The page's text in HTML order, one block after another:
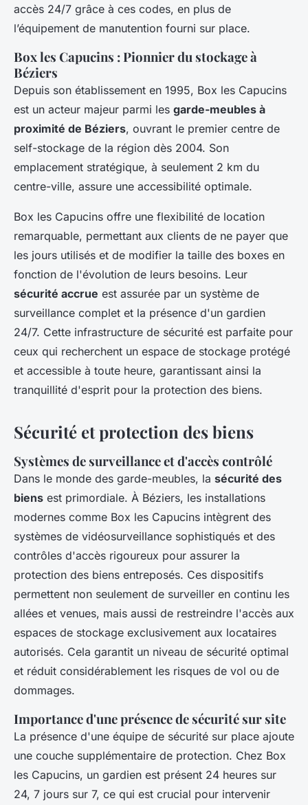
accès 24/7 grâce à ces codes, en plus de
l’équipement de manutention fourni sur place.
Box les Capucins : Pionnier du stockage à
Béziers
Depuis son établissement en 1995, Box les Capucins
est un acteur majeur parmi les garde-meubles à
proximité de Béziers, ouvrant le premier centre de
self-stockage de la région dès 2004. Son
emplacement stratégique, à seulement 2 km du
centre-ville, assure une accessibilité optimale.
Box les Capucins offre une flexibilité de location
remarquable, permettant aux clients de ne payer que
les jours utilisés et de modifier la taille des boxes en
fonction de l'évolution de leurs besoins. Leur
sécurité accrue est assurée par un système de
surveillance complet et la présence d'un gardien
24/7. Cette infrastructure de sécurité est parfaite pour
ceux qui recherchent un espace de stockage protégé
et accessible à toute heure, garantissant ainsi la
tranquillité d'esprit pour la protection des biens.
Sécurité et protection des biens
Systèmes de surveillance et d'accès contrôlé
Dans le monde des garde-meubles, la sécurité des
biens est primordiale. À Béziers, les installations
modernes comme Box les Capucins intègrent des
systèmes de vidéosurveillance sophistiqués et des
contrôles d'accès rigoureux pour assurer la
protection des biens entreposés. Ces dispositifs
permettent non seulement de surveiller en continu les
allées et venues, mais aussi de restreindre l'accès aux
espaces de stockage exclusivement aux locataires
autorisés. Cela garantit un niveau de sécurité optimal
et réduit considérablement les risques de vol ou de
dommages.
Importance d'une présence de sécurité sur site
La présence d'une équipe de sécurité sur place ajoute
une couche supplémentaire de protection. Chez Box
les Capucins, un gardien est présent 24 heures sur
24, 7 jours sur 7, ce qui est crucial pour intervenir